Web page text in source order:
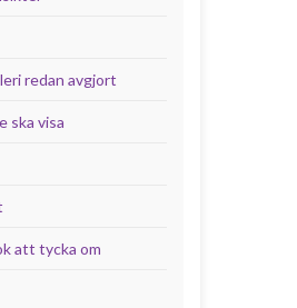
redan avgjort
ska visa
att tycka om